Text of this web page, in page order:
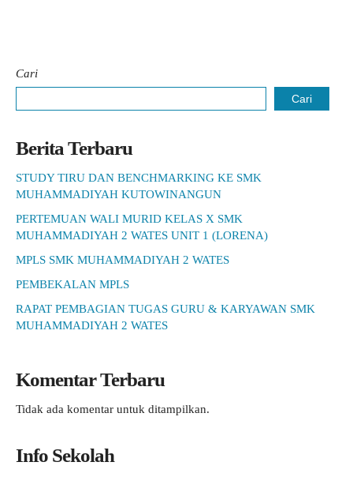
Cari
Cari
Berita Terbaru
STUDY TIRU DAN BENCHMARKING KE SMK
MUHAMMADIYAH KUTOWINANGUN
PERTEMUAN WALI MURID KELAS X SMK
MUHAMMADIYAH 2 WATES UNIT 1 (LORENA)
MPLS SMK MUHAMMADIYAH 2 WATES
PEMBEKALAN MPLS
RAPAT PEMBAGIAN TUGAS GURU & KARYAWAN SMK
MUHAMMADIYAH 2 WATES
Komentar Terbaru
Tidak ada komentar untuk ditampilkan.
Info Sekolah